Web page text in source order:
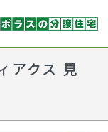
アクス 見